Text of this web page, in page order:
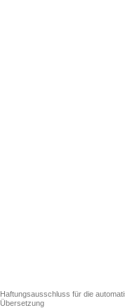
Haftungsausschluss für die
Übersetzung